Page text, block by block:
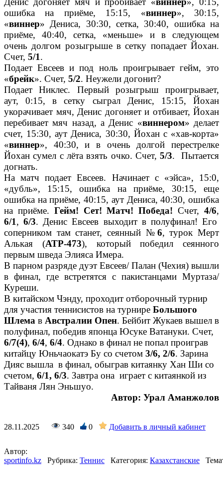
ошибка на приёме, 15:15, «виннер», 30:15,
«виннер» Дениса, 30:30, сетка, 30:40, ошибка на
приёме, 40:40, сетка, «меньше» и в следующем
очень долгом розыгрыше в сетку попадает Йохан.
Счет, 5/1.
Подает Евсеев и под ноль проигрывает гейм, это
«брейк». Счет, 5/2. Неужели догонит?
Подает Никлес. Первый розыгрыш проигрывает,
аут, 0:15, в сетку сыграл Денис, 15:15, Йохан
укорачивает мяч, Денис догоняет и отбивает, Йохан
перебивает мяч назад, а Денис «виннером» делает
счет, 15:30, аут Дениса, 30:30, Йохан с «хав-корта»
«виннер», 40:30, и в очень долгой перестрелке
Йохан сумел с лёта взять очко. Счет,5/3. Пытается
догнать.
На матч подает Евсеев. Начинает с «эйса», 15:0,
«дубль», 15:15, ошибка на приёме, 30:15, еще
ошибка на приёме, 40:15, аут Дениса, 40:30, ошибка
на приёме. Гейм! Сет! Матч! Победа! Счет,4/6,
6/1, 6/3. Денис Евсеев выходит в полуфинал! Его
соперником там станет, сеянный № 6, турок Мерт
Алькая (АТР-473), который победил сеянного
первым шведа Элияса Имера.
В парном разряде дуэт Евсеев/ Палан (Чехия) вышли
в финал, где встретятся с пакистанцами Муртаза/
Куреши.
В китайском Чэнду, проходит отборочный турнир
для участия теннисистов на турнире Большого
Шлема в Австралии Опен. Бейбит Жукаев вышел в
полуфинал, победив японца Юсуке Ватануки. Счет,
6/7(4), 6/4, 6/4. Однако в финал не попал проиграв
китайцу Юньчаокатэ Бу со счетом 3/6, 2/6. Зарина
Дияс вышла в финал, обыграв китаянку Хан Ши со
счетом, 6/1, 6/3. Завтра она играет с китаянкой из
Тайваня Лян Эньшуо.
Автор: Урал Аманжолов
28.11.2025 340 0 Добавить в личный кабинет
Автор:
sportinfo.kz
Рубрика: Теннис Категория: Казахстанские